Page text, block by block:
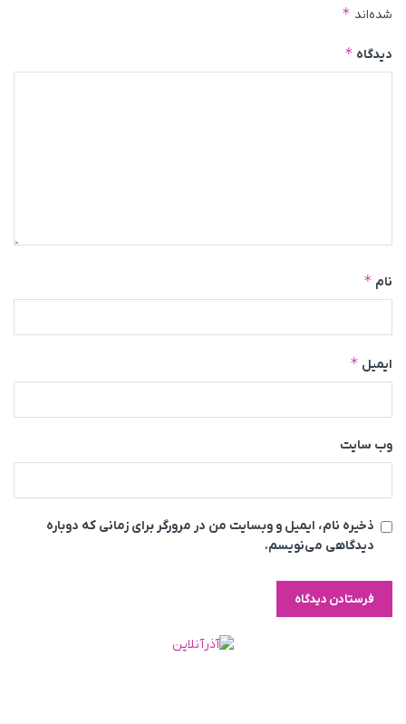
شده‌اند *
دیدگاه *
نام *
ایمیل *
وب‌ سایت
ذخیره نام، ایمیل و وبسایت من در مرورگر برای زمانی که دوباره
دیدگاهی می‌نویسم.